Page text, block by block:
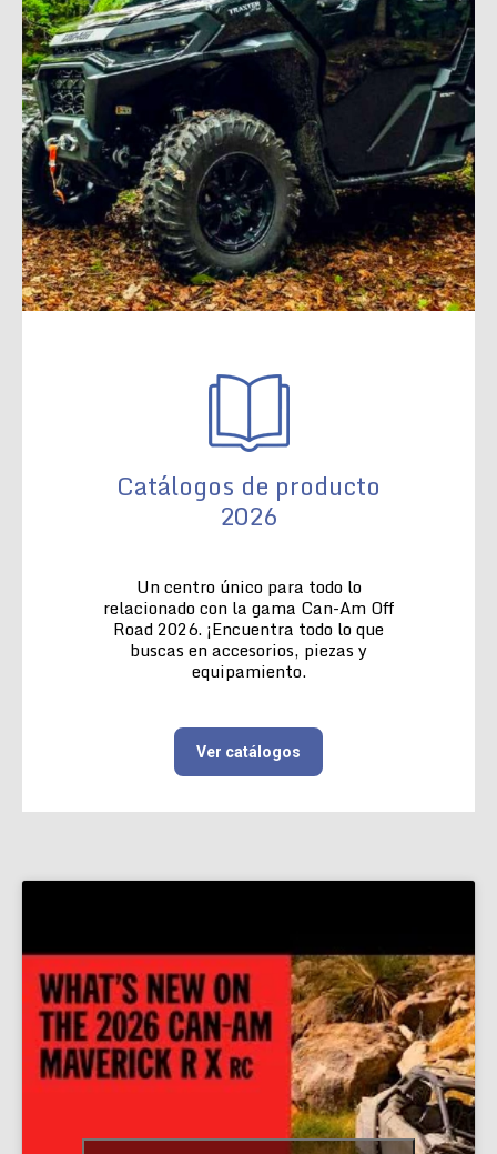
Catálogos de producto
2026
Un centro único para todo lo
relacionado con la gama Can-Am Off
Road 2026. ¡Encuentra todo lo que
buscas en accesorios, piezas y
equipamiento.
Ver catálogos